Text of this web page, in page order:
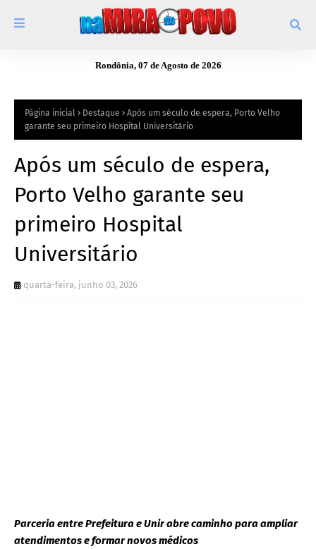
Rondônia, 07 de Agosto de 2026
Página inicial Destaque
Após um século de espera, Porto Velho
garante seu primeiro Hospital Universitário
Após um século de espera,
Porto Velho garante seu
primeiro Hospital
Universitário
quarta-feira, junho 03, 2026
Parceria entre Prefeitura e Unir abre caminho para ampliar
atendimentos e formar novos médicos